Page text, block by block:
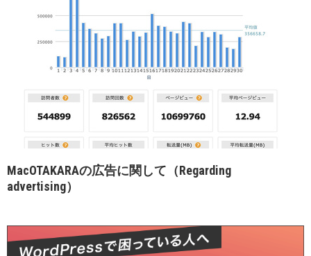
MacOTAKARAの広告に関して（Regarding
advertising）